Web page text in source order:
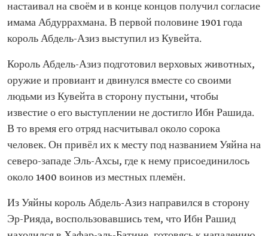
настаивал на своём и в конце концов получил согласие
имама Абдуррахмана. В первой половине 1901 года
король Абдель-Азиз выступил из Кувейта.
Король Абдель-Азиз подготовил верховых животных,
оружие и провиант и двинулся вместе со своими
людьми из Кувейта в сторону пустыни, чтобы
известие о его выступлении не достигло Ибн Рашида.
В то время его отряд насчитывал около сорока
человек. Он привёл их к месту под названием Уяйна на
северо-западе Эль-Ахсы, где к нему присоединилось
около 1400 воинов из местных племён.
Из Уяйны король Абдель-Азиз направился в сторону
Эр-Рияда, воспользовавшись тем, что Ибн Рашид